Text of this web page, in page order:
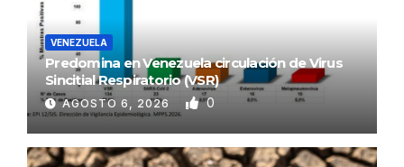
VENEZUELA
Predomina en Venezuela circulación de Virus
Sincitial Respiratorio (VSR)
AGOSTO 6, 2026 0